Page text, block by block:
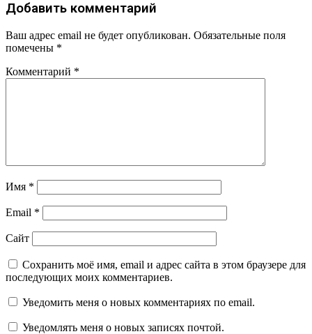
Добавить комментарий
Ваш адрес email не будет опубликован. Обязательные поля
помечены *
Комментарий *
Имя *
Email *
Сайт
Сохранить моё имя, email и адрес сайта в этом браузере для
последующих моих комментариев.
Уведомить меня о новых комментариях по email.
Уведомлять меня о новых записях почтой.